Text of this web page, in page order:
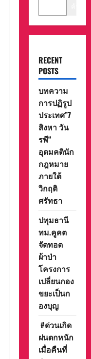
RECENT
POSTS
บทความ
การปฏิรูป
ประเทศ”7
สิงหา วัน
รพี“
อุดมคตินัก
กฎหมาย
ภายใต้
วิกฤติ
ศรัทธา
ปทุมธานี
ทม.คูคต
จัดทอด
ผ้าป่า
โครงการ
เปลี่ยนกอง
ขยะเป็นก
องบุญ
#ด่วนเกิด
ฝนตกหนัก
เมื่อคืนที่